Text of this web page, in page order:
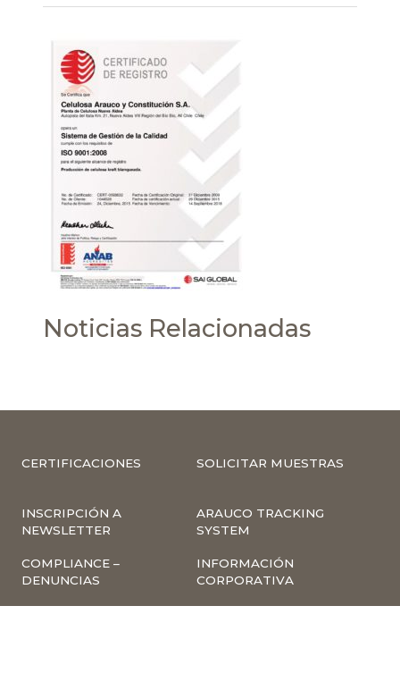
Noticias Relacionadas
CERTIFICACIONES SOLICITAR MUESTRAS
INSCRIPCIÓN A
NEWSLETTER
ARAUCO TRACKING
SYSTEM
COMPLIANCE –
DENUNCIAS
INFORMACIÓN
CORPORATIVA